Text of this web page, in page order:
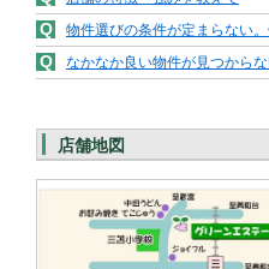
Q 物件選びの条件が定まらない
Q なかなか良い物件が見つから
店舗地図